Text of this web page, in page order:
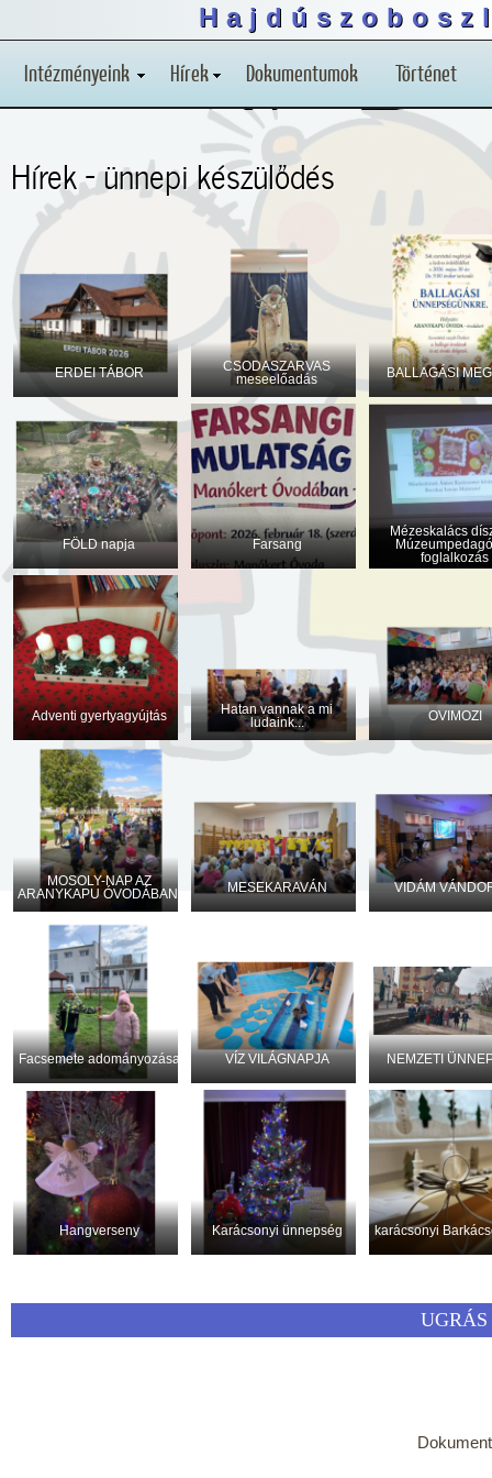
Intézményeink Hírek Dokumentumok Történet
Hírek - ünnepi készülődés
ERDEI TÁBOR
CSODASZARVAS
meseelőadás
BALLAGÁSI
FÖLD napja Farsang
Mézeskalács
foglalkozás
Adventi gyertyagyújtás
Hatan vannak a mi
ludaink...
OVIMOZI
MOSOLY-NAP AZ
ARANYKAPU ÓVODÁBAN!
MESEKARAVÁN VIDÁM
Facsemete adományozása VÍZ VILÁGNAPJA NEMZETI
Hangverseny Karácsonyi ünnepség karácsonyi